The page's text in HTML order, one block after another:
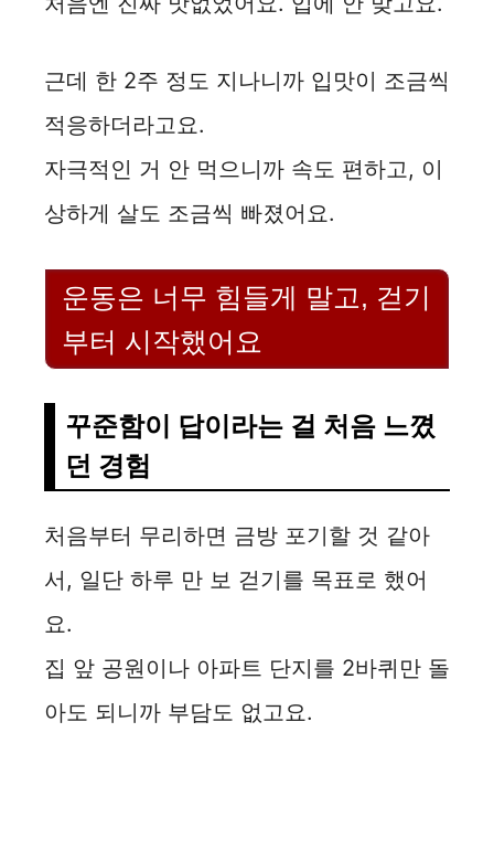
근데 한 2주 정도 지나니까 입맛이 조금씩
적응하더라고요.
자극적인 거 안 먹으니까 속도 편하고, 이
상하게 살도 조금씩 빠졌어요.
운동은 너무 힘들게 말고, 걷기
부터 시작했어요
꾸준함이 답이라는 걸 처음 느꼈
던 경험
처음부터 무리하면 금방 포기할 것 같아
서, 일단 하루 만 보 걷기를 목표로 했어
요.
집 앞 공원이나 아파트 단지를 2바퀴만 돌
아도 되니까 부담도 없고요.